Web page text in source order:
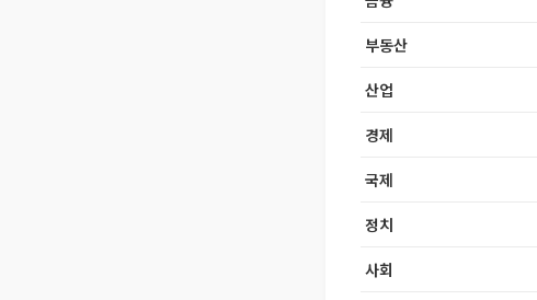
부동산
산업
경제
국제
정치
사회